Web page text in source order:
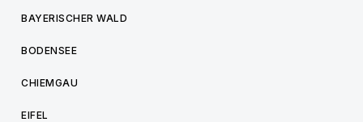
BAYERISCHER WALD
BODENSEE
CHIEMGAU
EIFEL